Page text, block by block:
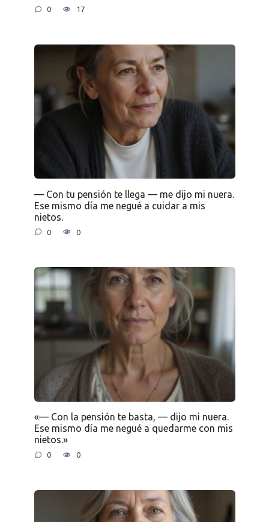
0 17
— Con tu pensión te llega — me dijo mi nuera.
Ese mismo día me negué a cuidar a mis
nietos.
0 0
«— Con la pensión te basta, — dijo mi nuera.
Ese mismo día me negué a quedarme con mis
nietos.»
0 0